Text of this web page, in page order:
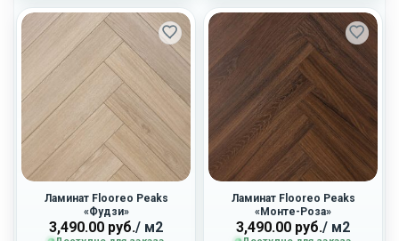
Ламинат Flooreo Peaks
«Фудзи»
3,490.00 руб./ м2
Ламинат Flooreo Peaks
«Монте-Роза»
3,490.00 руб./ м2